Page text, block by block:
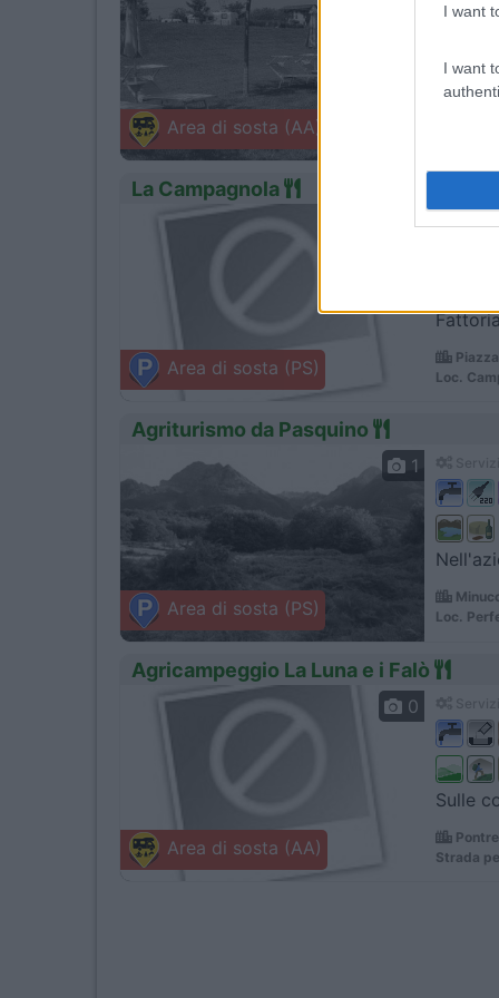
I want
I want
Area di sosta (AA)
La Campagnola
Area di sosta (PS)
0
Loc.
Agriturismo da Pasquino
Area di sosta (PS)
1
Loc.
Agricampeggio La Luna e i Falò
Area di sosta (AA)
0
Sulle
Strada